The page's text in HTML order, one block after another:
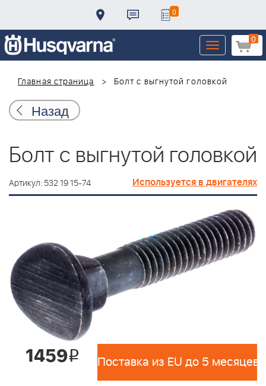
0
0
Toggle
navigation
Главная страница
Болт с выгнутой головкой
Назад
Болт с выгнутой головкой
Артикул: 532 19 15-74 Используется в двигателях
1459i Поставка из EU до 5 месяцев